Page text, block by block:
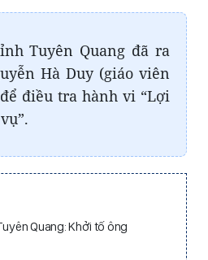
Tuyên Quang đã ra
Hà Duy (giáo viên
điều tra hành vi “Lợi
Quang: Khởi tố ông